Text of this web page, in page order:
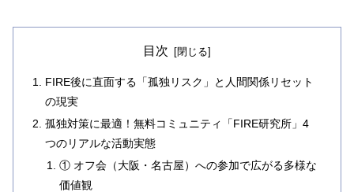
目次
FIRE後に直面する「孤独リスク」と人間関係リセット
の現実
孤独対策に最適！無料コミュニティ「FIRE研究所」4
つのリアルな活動実態
① オフ会（大阪・名古屋）への参加で広がる多様な
価値観